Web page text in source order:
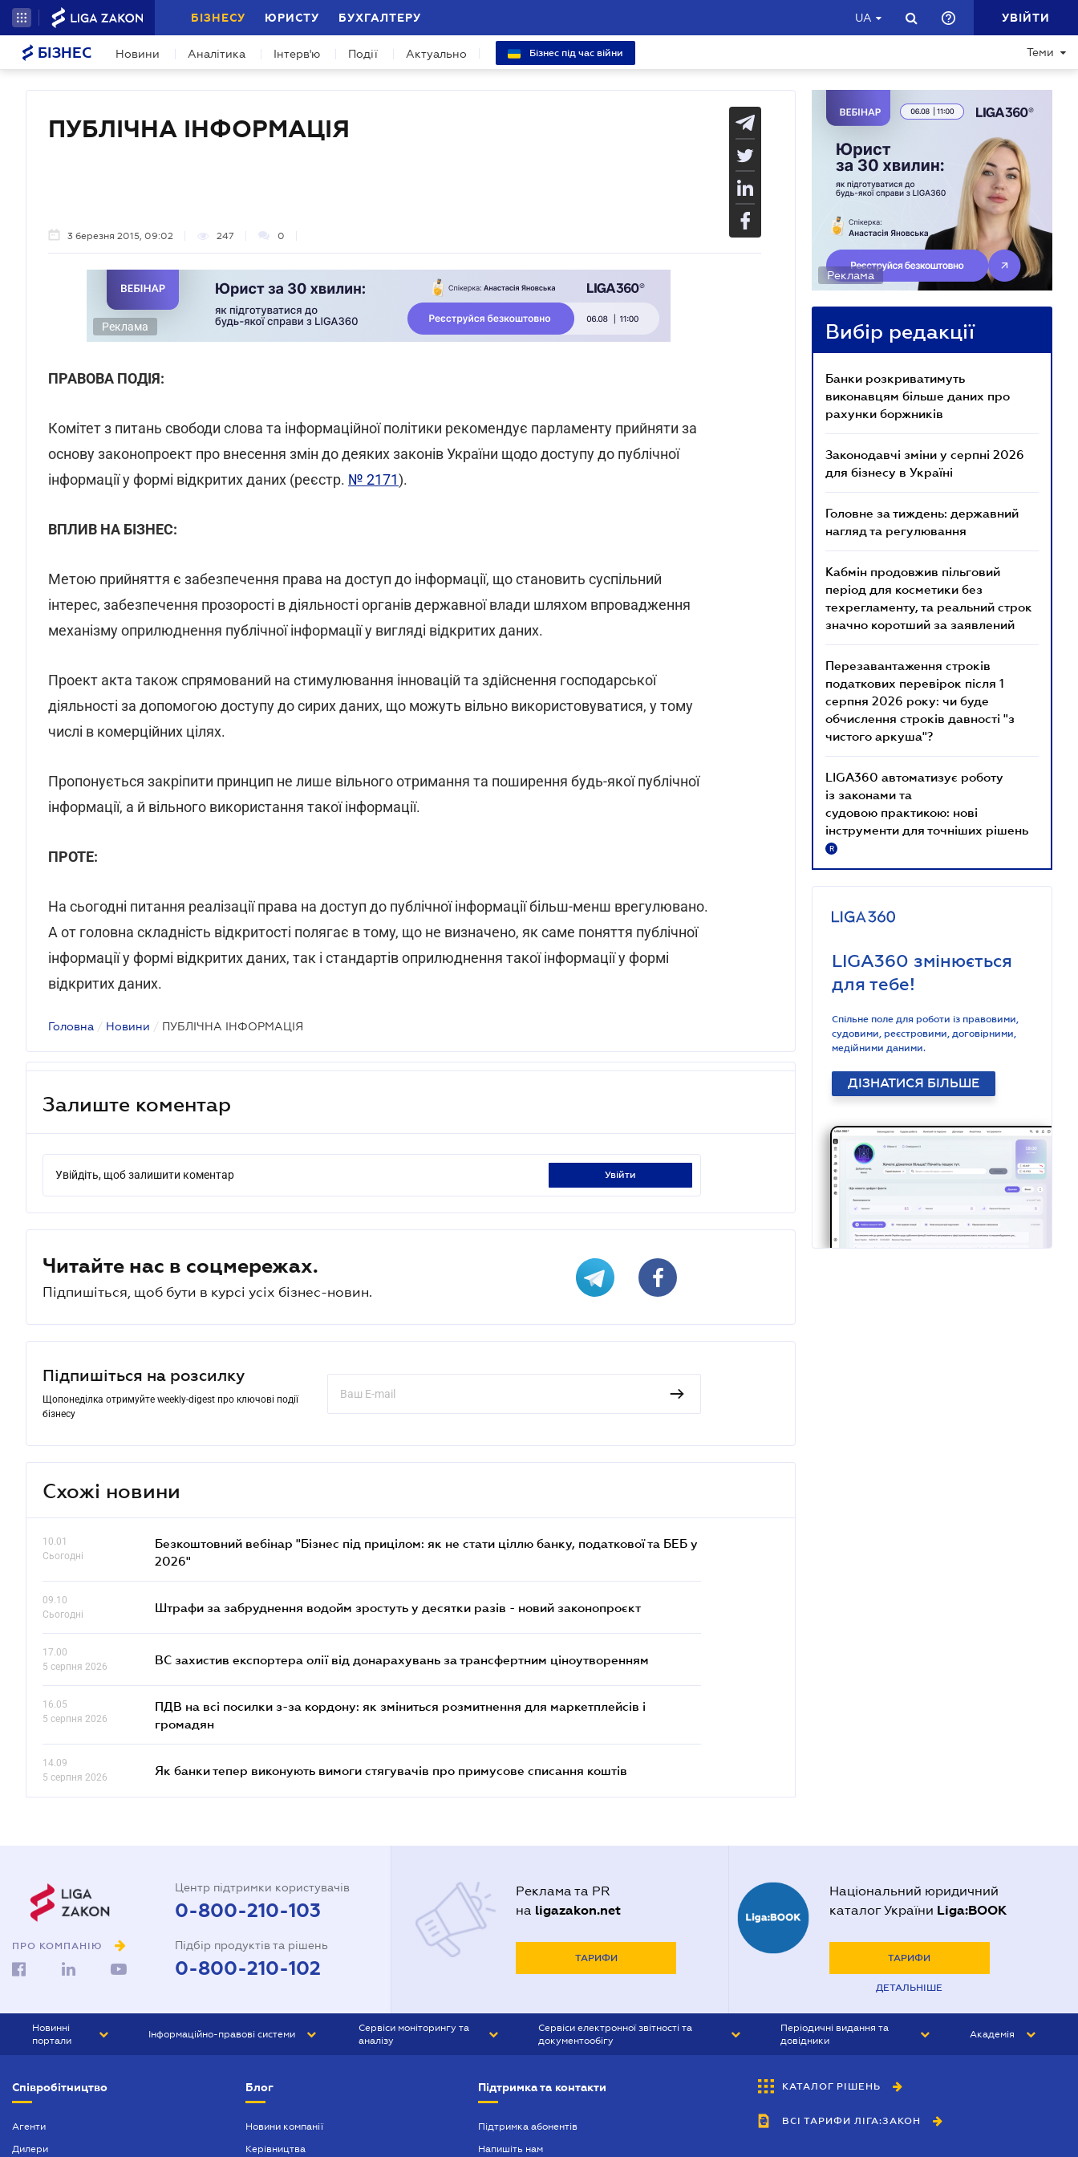
БІЗНЕСУ ЮРИСТУ БУХГАЛТЕРУ UA УВІЙТИ
БІЗНЕС Новини Аналітика Інтерв'ю Події Актуально Бізнес під час війни Теми
ПУБЛІЧНА ІНФОРМАЦІЯ
3 березня 2015, 09:02 247 0
Реклама
ПРАВОВА ПОДІЯ:
Комітет з питань свободи слова та інформаційної політики рекомендує парламенту прийняти за
основу законопроект про внесення змін до деяких законів України щодо доступу до публічної
інформації у формі відкритих даних (реєстр. № 2171).
ВПЛИВ НА БІЗНЕС:
Метою прийняття є забезпечення права на доступ до інформації, що становить суспільний
інтерес, забезпечення прозорості в діяльності органів державної влади шляхом впровадження
механізму оприлюднення публічної інформації у вигляді відкритих даних.
Проект акта також спрямований на стимулювання інновацій та здійснення господарської
діяльності за допомогою доступу до сирих даних, що можуть вільно використовуватися, у тому
числі в комерційних цілях.
Пропонується закріпити принцип не лише вільного отримання та поширення будь-якої публічної
інформації, а й вільного використання такої інформації.
ПРОТЕ:
На сьогодні питання реалізації права на доступ до публічної інформації більш-менш врегулювано.
А от головна складність відкритості полягає в тому, що не визначено, як саме поняття публічної
інформації у формі відкритих даних, так і стандартів оприлюднення такої інформації у формі
відкритих даних.
Головна / Новини / ПУБЛІЧНА ІНФОРМАЦІЯ
Залиште коментар
Увійдіть, щоб залишити коментар увійти
Читайте нас в соцмережах.
Підпишіться, щоб бути в курсі усіх бізнес-новин.
Підпишіться на розсилку
Щопонеділка отримуйте weekly-digest про ключові події
бізнесу
Схожі новини
10.01
Сьогодні
Безкоштовний вебінар "Бізнес під прицілом: як не стати ціллю банку, податкової та БЕБ у
2026"
09.10
Сьогодні
Штрафи за забруднення водойм зростуть у десятки разів - новий законопроєкт
17.00
5 серпня 2026
ВС захистив експортера олії від донарахувань за трансфертним ціноутворенням
16.05
5 серпня 2026
ПДВ на всі посилки з-за кордону: як зміниться розмитнення для маркетплейсів і
громадян
14.09
5 серпня 2026
Як банки тепер виконують вимоги стягувачів про примусове списання коштів
Реклама
Вибір редакції
Банки розкриватимуть
виконавцям більше даних про
рахунки боржників
Законодавчі зміни у серпні 2026
для бізнесу в Україні
Головне за тиждень: державний
нагляд та регулювання
Кабмін продовжив пільговий
період для косметики без
техрегламенту, та реальний строк
значно коротший за заявлений
Перезавантаження строків
податкових перевірок після 1
серпня 2026 року: чи буде
обчислення строків давності "з
чистого аркуша"?
LIGA360 автоматизує роботу
із законами та
судовою практикою: нові
інструменти для точніших рішень
R
LIGA360 змінюється
для тебе!
Спільне поле для роботи із правовими,
судовими, реєстровими, договірними,
медійними даними.
ДІЗНАТИСЯ БІЛЬШЕ
ПРО КОМПАНІЮ
Центр підтримки користувачів
0-800-210-103
Підбір продуктів та рішень
0-800-210-102
Реклама та PR
на ligazakon.net
ТАРИФИ
Національний юридичний
каталог України Liga:BOOK
ТАРИФИ
ДЕТАЛЬНІШЕ
Новинні
портали
БІЗНЕС
Інформаційно-правові системи
БУХГАЛТЕР ПРОФ
Сервіси моніторингу та
аналізу
Сервіси електронної звітності та
документообігу
Періодичні видання та
довідники
БУХГАЛТЕР&ЗАКОН
ВІСНИК МСФЗ
Академія
Співробітництво
Агенти
Дилери
Блог
Новини компанії
Керівництва
Підтримка та контакти
Підтримка абонентів
Напишіть нам
КАТАЛОГ РІШЕНЬ
ВСІ ТАРИФИ ЛІГА:ЗАКОН